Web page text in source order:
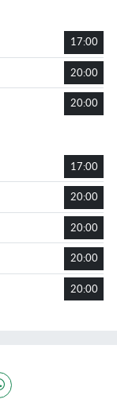
17:00
20:00
20:00
17:00
20:00
20:00
20:00
20:00